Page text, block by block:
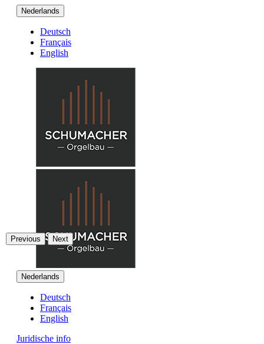
Nederlands
Deutsch
Français
English
Nederlands
Deutsch
Français
English
Juridische info
Previous Next